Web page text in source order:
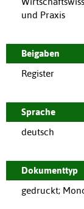
und Praxis
Beigaben
Register
Sprache
deutsch
Dokumenttyp
gedruckt;